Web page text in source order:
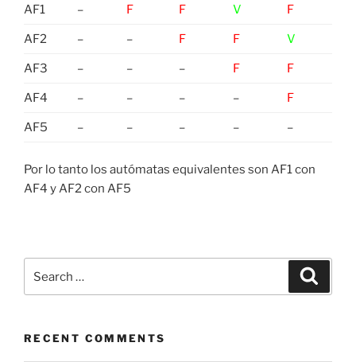
AF1 – F F V F
AF2 – – F F V
AF3 – – – F F
AF4 – – – – F
AF5 – – – – –
Por lo tanto los autómatas equivalentes son AF1 con
AF4 y AF2 con AF5
for:
RECENT COMMENTS